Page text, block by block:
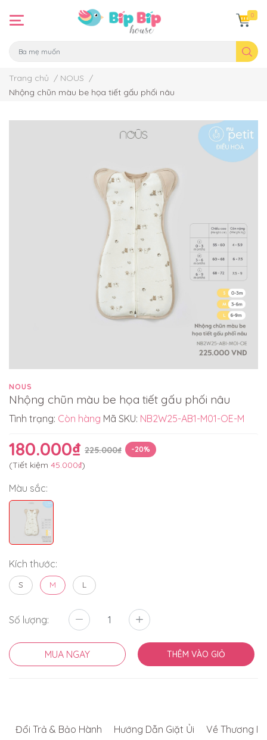
0
Trang chủ / NOUS /
Nhộng chũn màu be họa tiết gấu phối nâu
NOUS
Nhộng chũn màu be họa tiết gấu phối nâu
Tình trạng: Còn hàng Mã SKU: NB2W25-AB1-M01-OE-M
180.000₫ 225.000₫ -20%
(Tiết kiệm 45.000₫)
Màu sắc:
Kích thước:
S M L
Số lượng:
MUA NGAY THÊM VÀO GIỎ
Đổi Trả & Bảo Hành Hướng Dẫn Giặt Ủi Về Thương